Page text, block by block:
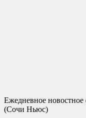
Ежедневное новостное
(Сочи Ньюс)